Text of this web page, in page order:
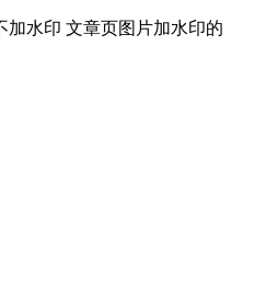
水印 文章页图片加水印的